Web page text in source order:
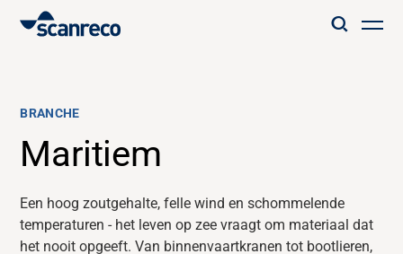
Industrieën
BRANCHE
Maritiem
Een hoog zoutgehalte, felle wind en schommelende
temperaturen - het leven op zee vraagt om materiaal dat
het nooit opgeeft. Van binnenvaartkranen tot bootlieren,